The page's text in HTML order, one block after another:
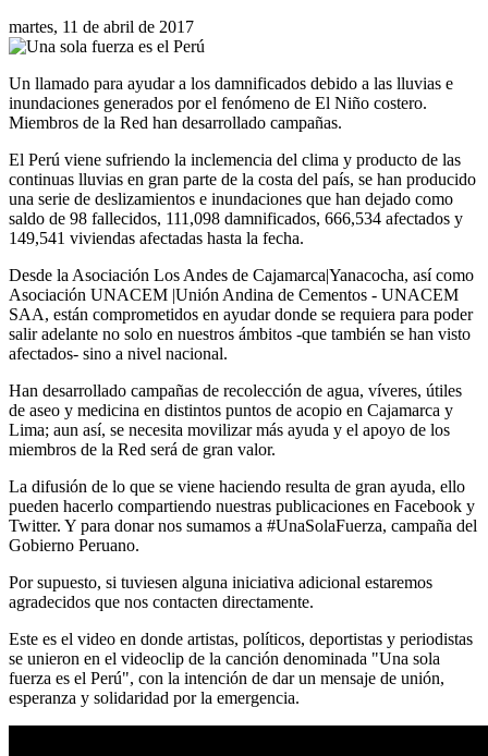
martes, 11 de abril de 2017
Un llamado para ayudar a los damnificados debido a las lluvias e
inundaciones generados por el fenómeno de El Niño costero.
Miembros de la Red han desarrollado campañas.
El Perú viene sufriendo la inclemencia del clima y producto de las
continuas lluvias en gran parte de la costa del país, se han producido
una serie de deslizamientos e inundaciones que han dejado como
saldo de 98 fallecidos, 111,098 damnificados, 666,534 afectados y
149,541 viviendas afectadas hasta la fecha.
Desde la Asociación Los Andes de Cajamarca|Yanacocha, así como
Asociación UNACEM |Unión Andina de Cementos - UNACEM
SAA, están comprometidos en ayudar donde se requiera para poder
salir adelante no solo en nuestros ámbitos -que también se han visto
afectados- sino a nivel nacional.
Han desarrollado campañas de recolección de agua, víveres, útiles
de aseo y medicina en distintos puntos de acopio en Cajamarca y
Lima; aun así, se necesita movilizar más ayuda y el apoyo de los
miembros de la Red será de gran valor.
La difusión de lo que se viene haciendo resulta de gran ayuda, ello
pueden hacerlo compartiendo nuestras publicaciones en Facebook y
Twitter. Y para donar nos sumamos a #UnaSolaFuerza, campaña del
Gobierno Peruano.
Por supuesto, si tuviesen alguna iniciativa adicional estaremos
agradecidos que nos contacten directamente.
Este es el video en donde artistas, políticos, deportistas y periodistas
se unieron en el videoclip de la canción denominada "Una sola
fuerza es el Perú", con la intención de dar un mensaje de unión,
esperanza y solidaridad por la emergencia.